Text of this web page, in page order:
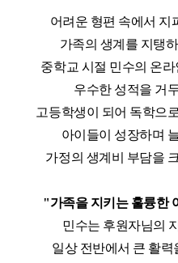
어려운 형편 속에서 지
가족의 생계를 지탱
중학교 시절 민수의 온
우수한 성적을 거
고등학생이 되어 독학으
아이들이 성장하며
가정의 생계비 부담을
"가족을 지키는 훌륭한
민수는 후원자님의
일상 전반에서 큰 활